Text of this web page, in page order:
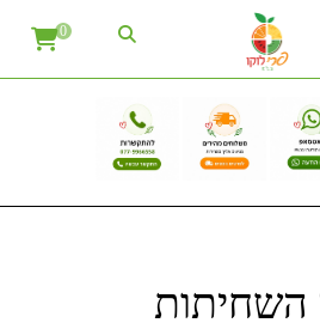
0
השחיתות